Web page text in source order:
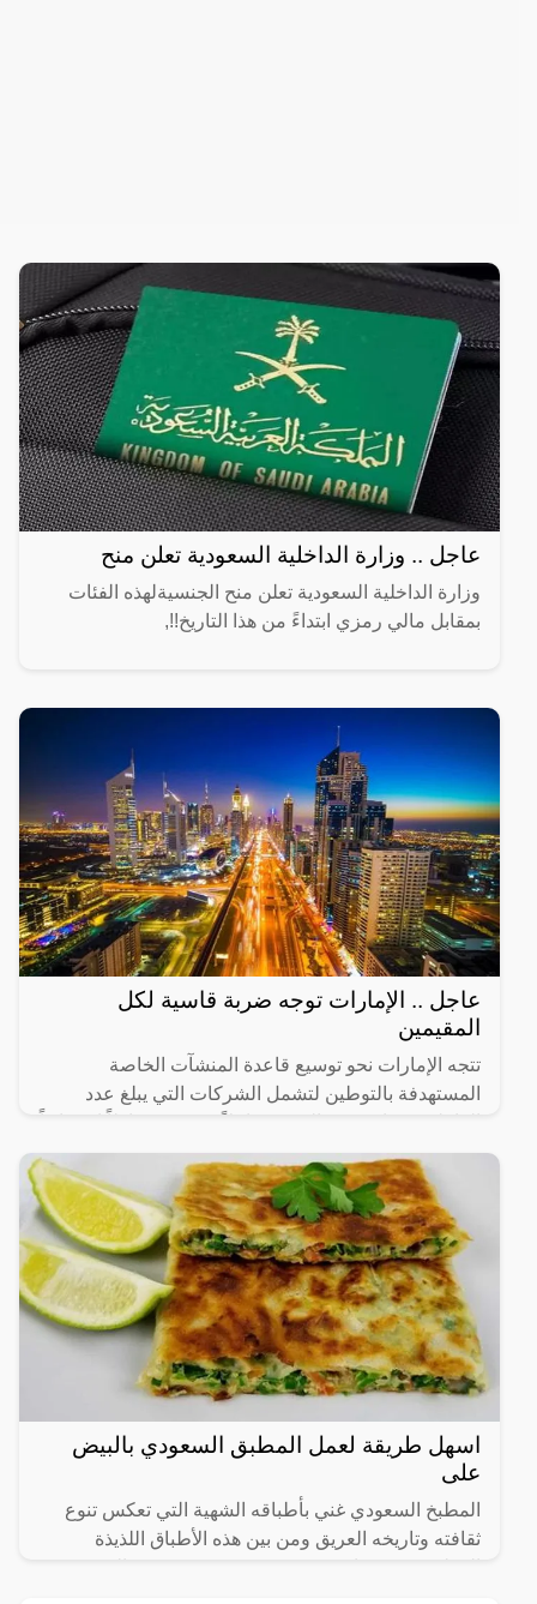
عاجل .. وزارة الداخلية السعودية تعلن منح
وزارة الداخلية السعودية تعلن منح الجنسيةلهذه الفئات
بمقابل مالي رمزي ابتداءً من هذا التاريخ!!,
عاجل .. الإمارات توجه ضربة قاسية لكل
المقيمين
تتجه الإمارات نحو توسيع قاعدة المنشآت الخاصة
المستهدفة بالتوطين لتشمل الشركات التي يبلغ عدد
رئيساً تم
اسهل طريقة لعمل المطبق السعودي بالبيض
على
المطبخ السعودي غني بأطباقه الشهية التي تعكس تنوع
ثقافته وتاريخه العريق ومن بين هذه الأطباق اللذيذة